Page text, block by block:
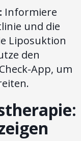
Informiere
und die
Liposuktion
den
App, um